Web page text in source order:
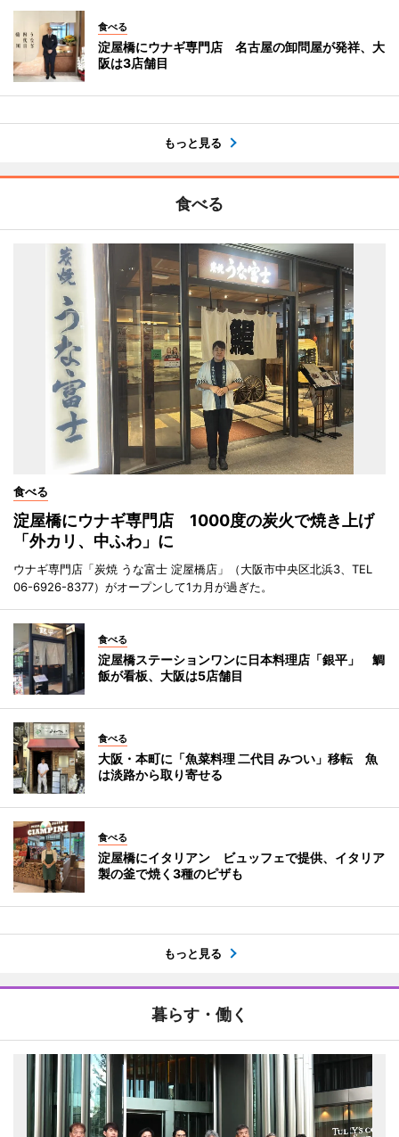
食べる
淀屋橋にウナギ専門店 名古屋の卸問屋が発祥、大
阪は3店舗目
もっと見る
食べる
食べる
淀屋橋にウナギ専門店 1000度の炭火で焼き上げ
「外カリ、中ふわ」に
ウナギ専門店「炭焼 うな富士 淀屋橋店」（大阪市中央区北浜3、TEL
06-6926-8377）がオープンして1カ月が過ぎた。
食べる
淀屋橋ステーションワンに日本料理店「銀平」 鯛
飯が看板、大阪は5店舗目
食べる
大阪・本町に「魚菜料理 二代目 みつい」移転 魚
は淡路から取り寄せる
食べる
淀屋橋にイタリアン ビュッフェで提供、イタリア
製の釜で焼く3種のピザも
もっと見る
暮らす・働く